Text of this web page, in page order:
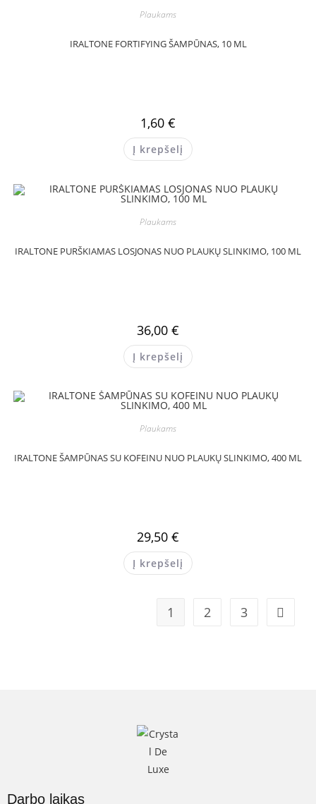
Plaukams
IRALTONE FORTIFYING ŠAMPŪNAS, 10 ML
1,60 €
Į krepšelį
Plaukams
IRALTONE PURŠKIAMAS LOSJONAS NUO PLAUKŲ SLINKIMO, 100 ML
36,00 €
Į krepšelį
Plaukams
IRALTONE ŠAMPŪNAS SU KOFEINU NUO PLAUKŲ SLINKIMO, 400 ML
29,50 €
Į krepšelį
1 2 3
Darbo laikas